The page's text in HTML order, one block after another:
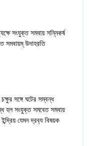
সংযুক্ত সমবায় সন্নিকর্ষ
সমবায়ম্ উদাহরতি
সঙ্গে ঘটের সম্বন্ধ
হল সংযুক্ত সমবেত সমবায়
যেমন দ্রব‍্য বিষয়ক